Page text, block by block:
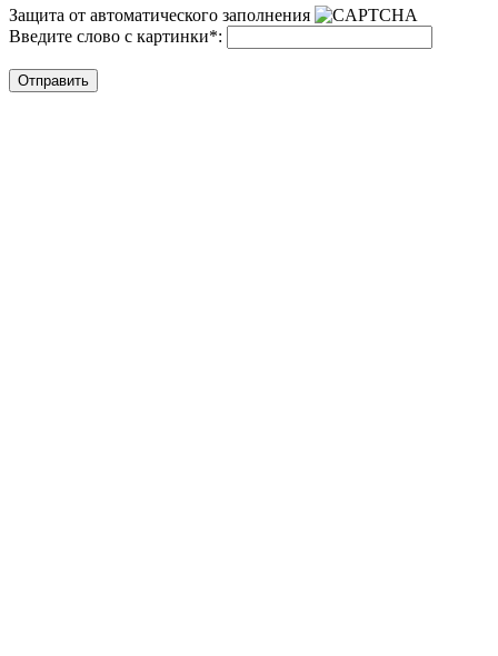
Защита от автоматического заполнения
Введите слово с картинки*:
Отправить